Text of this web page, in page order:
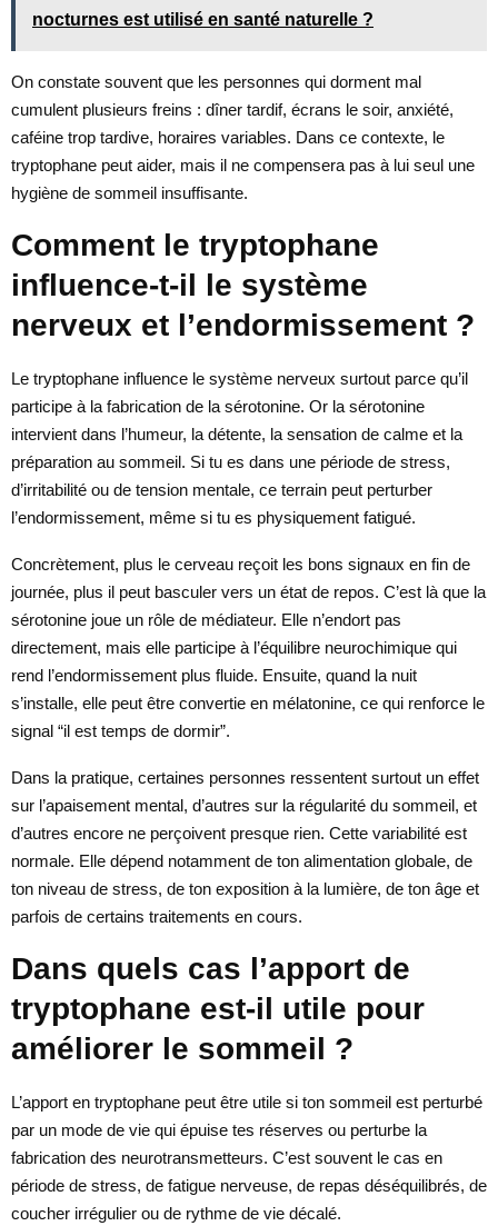
nocturnes est utilisé en santé naturelle ?
On constate souvent que les personnes qui dorment mal
cumulent plusieurs freins : dîner tardif, écrans le soir, anxiété,
caféine trop tardive, horaires variables. Dans ce contexte, le
tryptophane peut aider, mais il ne compensera pas à lui seul une
hygiène de sommeil insuffisante.
Comment le tryptophane
influence-t-il le système
nerveux et l’endormissement ?
Le tryptophane influence le système nerveux surtout parce qu’il
participe à la fabrication de la sérotonine. Or la sérotonine
intervient dans l’humeur, la détente, la sensation de calme et la
préparation au sommeil. Si tu es dans une période de stress,
d’irritabilité ou de tension mentale, ce terrain peut perturber
l’endormissement, même si tu es physiquement fatigué.
Concrètement, plus le cerveau reçoit les bons signaux en fin de
journée, plus il peut basculer vers un état de repos. C’est là que la
sérotonine joue un rôle de médiateur. Elle n’endort pas
directement, mais elle participe à l’équilibre neurochimique qui
rend l’endormissement plus fluide. Ensuite, quand la nuit
s’installe, elle peut être convertie en mélatonine, ce qui renforce le
signal “il est temps de dormir”.
Dans la pratique, certaines personnes ressentent surtout un effet
sur l’apaisement mental, d’autres sur la régularité du sommeil, et
d’autres encore ne perçoivent presque rien. Cette variabilité est
normale. Elle dépend notamment de ton alimentation globale, de
ton niveau de stress, de ton exposition à la lumière, de ton âge et
parfois de certains traitements en cours.
Dans quels cas l’apport de
tryptophane est-il utile pour
améliorer le sommeil ?
L’apport en tryptophane peut être utile si ton sommeil est perturbé
par un mode de vie qui épuise tes réserves ou perturbe la
fabrication des neurotransmetteurs. C’est souvent le cas en
période de stress, de fatigue nerveuse, de repas déséquilibrés, de
coucher irrégulier ou de rythme de vie décalé.